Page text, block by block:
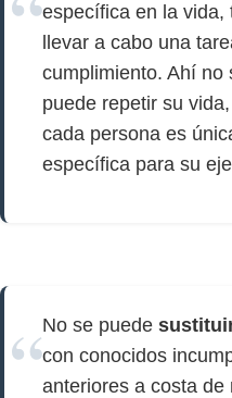
específica en la vida,
llevar a cabo una
cumplimiento. Ahí no
puede repetir su
cada persona es
específica para su
No se puede
con conocidos
anteriores a costa